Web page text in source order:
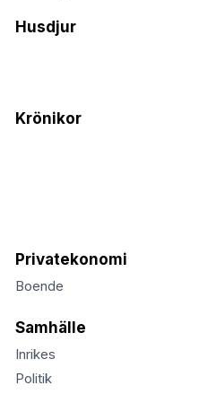
Husdjur
Krönikor
Privatekonomi
Boende
Samhälle
Inrikes
Politik